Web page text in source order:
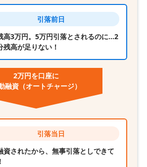
引落前日
高3万円。5万円引落とされるのに…2
残高が足りない！
2万円を口座に
融資（オートチャージ）
引落当日
資されたから、無事引落としできて